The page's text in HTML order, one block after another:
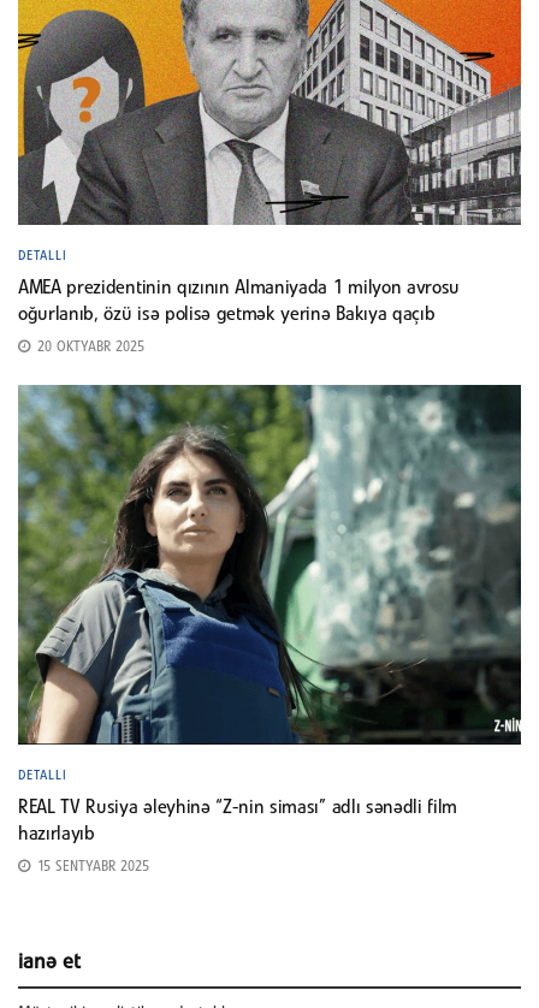
DETALLI
AMEA prezidentinin qızının Almaniyada 1 milyon avrosu
oğurlanıb, özü isə polisə getmək yerinə Bakıya qaçıb
20 OKTYABR 2025
DETALLI
REAL TV Rusiya əleyhinə “Z-nin siması” adlı sənədli film
hazırlayıb
15 SENTYABR 2025
ianə et